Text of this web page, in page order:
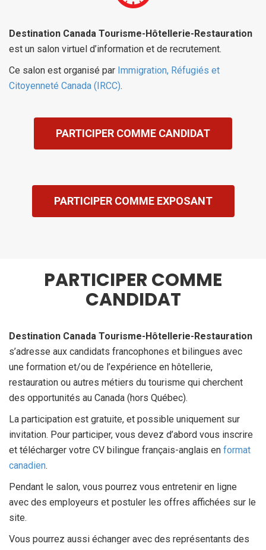
Destination Canada Tourisme-Hôtellerie-Restauration
est un salon virtuel d’information et de recrutement.
Ce salon est organisé par Immigration, Réfugiés et
Citoyenneté Canada (IRCC).
PARTICIPER COMME CANDIDAT
PARTICIPER COMME EXPOSANT
PARTICIPER COMME
CANDIDAT
Destination Canada Tourisme-Hôtellerie-Restauration
s’adresse aux candidats francophones et bilingues avec
une formation et/ou de l’expérience en hôtellerie,
restauration ou autres métiers du tourisme qui cherchent
des opportunités au Canada (hors Québec).
La participation est gratuite, et possible uniquement sur
invitation. Pour participer, vous devez d’abord vous inscrire
et télécharger votre CV bilingue français-anglais en format
canadien.
Pendant le salon, vous pourrez vous entretenir en ligne
avec des employeurs et postuler les offres affichées sur le
site.
Vous pourrez aussi échanger avec des représentants des